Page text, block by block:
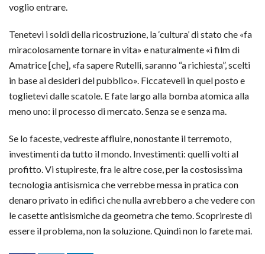
voglio entrare.
Tenetevi i soldi della ricostruzione, la ‘cultura’ di stato che «fa
miracolosamente tornare in vita» e naturalmente «i film di
Amatrice [che], «fa sapere Rutelli, saranno “a richiesta”, scelti
in base ai desideri del pubblico». Ficcateveli in quel posto e
toglietevi dalle scatole. E fate largo alla bomba atomica alla
meno uno: il processo di mercato. Senza se e senza ma.
Se lo faceste, vedreste affluire, nonostante il terremoto,
investimenti da tutto il mondo. Investimenti: quelli volti al
profitto. Vi stupireste, fra le altre cose, per la costosissima
tecnologia antisismica che verrebbe messa in pratica con
denaro privato in edifici che nulla avrebbero a che vedere con
le casette antisismiche da geometra che temo. Scoprireste di
essere il problema, non la soluzione. Quindi non lo farete mai.